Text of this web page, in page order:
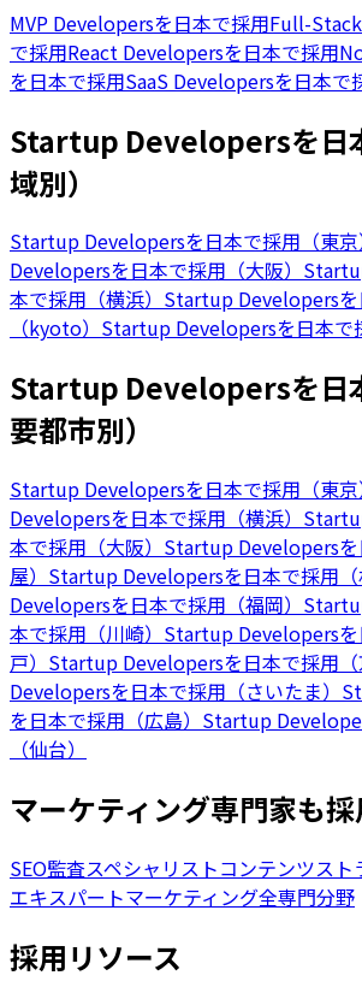
MVP Developersを日本で採用Full-
で採用React Developersを日本で採用
を日本で採用SaaS Developersを日本で
Startup Developersを日
域別）
Startup Developersを日本で採用（東京
Developersを日本で採用（大阪）
本で採用（横浜） Startup Developersを
（kyoto） Startup Developersを日本で
Startup Developersを日
要都市別）
Startup Developersを日本で採用（東京
Developersを日本で採用（横浜）
本で採用（大阪） Startup Developersを
屋） Startup Developersを日本で採用（
Developersを日本で採用（福岡）
本で採用（川崎） Startup Developers
戸） Startup Developersを日本で採用（
Developersを日本で採用（さいたま）
を日本で採用（広島） Startup
（仙台）
マーケティング専門家も採
SEO監査スペシャリストコンテンツスト
エキスパートマーケティング全専門分野
採用リソース